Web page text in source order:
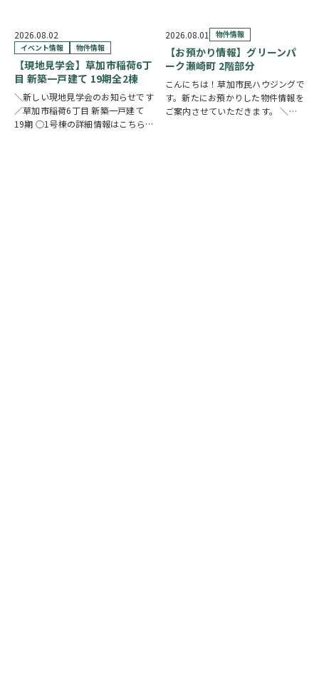
https://www.century21soka.com/st/s…一戸建て】です。 草加市民ハウジ
ングでは、草加市・八潮市を中心
に、当日ご案内可能な完…
2026.08.02
イベント情報 物件情報
【現地見学会】草加市稲荷6丁
目 新築一戸建て 19期全2棟
＼新しい現地見学会のお知らせです
／草加市稲荷6丁目 新築一戸建て
19期 ○1号棟の詳細情報はこちら
2026.08.01 物件情報
【お預かり情報】グリーンパ
ーク瀬崎町 2階部分
こんにちは！草加市民ハウジングで
す。新たにお預かりした物件情報を
ご案内させていただきます。 ＼弊